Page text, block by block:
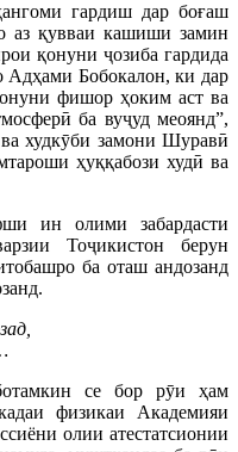
гардиш дар боғаш
аз қувваи кашиши замин
қонуни ҷозиба гардида
Адҳами Бобокалон, ки дар
фишор ҳоким аст ва
ба вуҷуд меоянд”,
худкӯби замони Шуравӣ
ҳуққабози худӣ ва
ин олими забардасти
Тоҷикистон берун
ба оташ андозанд
се бор рӯи ҳам
физикаи Академияи
олии атестатсионии